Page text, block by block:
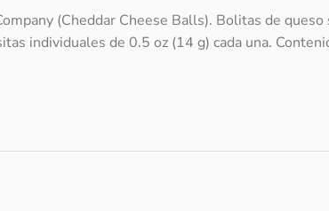
(Cheddar Cheese Balls). Bolitas de
individuales de 0.5 oz (14 g) cada una.